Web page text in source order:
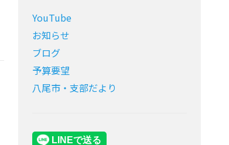
YouTube
お知らせ
ブログ
予算要望
八尾市・支部だより